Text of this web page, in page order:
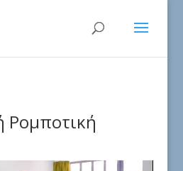
Ρομποτική